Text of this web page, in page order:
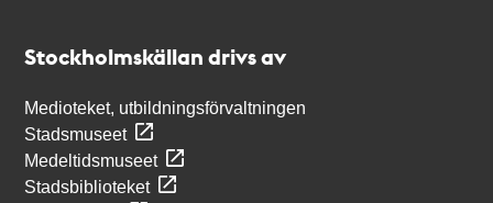
Stockholmskällan drivs av
Medioteket, utbildningsförvaltningen
Stadsmuseet
Medeltidsmuseet
Stadsbiblioteket